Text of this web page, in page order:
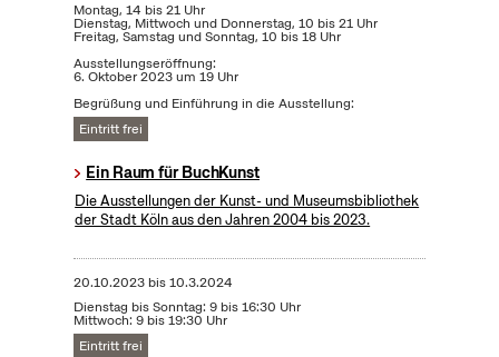
Montag, 14 bis 21 Uhr
Dienstag, Mittwoch und Donnerstag, 10 bis 21 Uhr
Freitag, Samstag und Sonntag, 10 bis 18 Uhr
Ausstellungseröffnung:
6. Oktober 2023 um 19 Uhr
Begrüßung und Einführung in die Ausstellung:
Eintritt frei
Ein Raum für BuchKunst
Die Ausstellungen der Kunst- und Museumsbibliothek
der Stadt Köln aus den Jahren 2004 bis 2023.
20.10.2023bis10.3.2024
Dienstag bis Sonntag: 9 bis 16:30 Uhr
Mittwoch: 9 bis 19:30 Uhr
Eintritt frei